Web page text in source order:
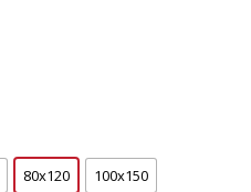
80x120 100x150